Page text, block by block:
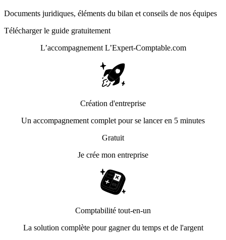
Documents juridiques, éléments du bilan et conseils de nos équipes
Télécharger le guide gratuitement
L’accompagnement L’Expert-Comptable.com
Création d'entreprise
Un accompagnement complet pour se lancer en 5 minutes
Gratuit
Je crée mon entreprise
Comptabilité tout-en-un
La solution complète pour gagner du temps et de l'argent